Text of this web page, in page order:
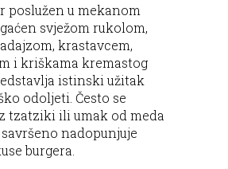
poslužen u mekanom
svježom rukolom,
krastavcem,
i kriškama kremastog
istinski užitak
odoljeti. Često se
tzatziki ili umak od meda
nadopunjuje
burgera.